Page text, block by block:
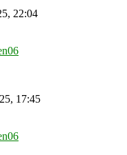
22:04
17:45